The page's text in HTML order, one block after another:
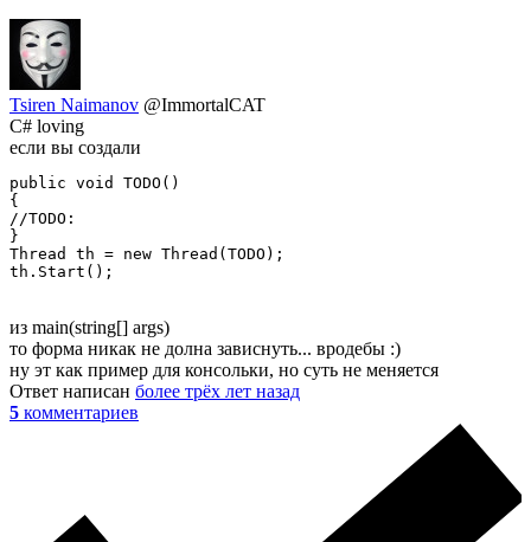
Tsiren Naimanov @ImmortalCAT
C# loving
если вы создали
public void TODO()
{
//TODO:
}
Thread th = new Thread(TODO);
th.Start();
из main(string[] args)
то форма никак не долна зависнуть... вродебы :)
ну эт как пример для консольки, но суть не меняется
Ответ написан более трёх лет назад
5 комментариев